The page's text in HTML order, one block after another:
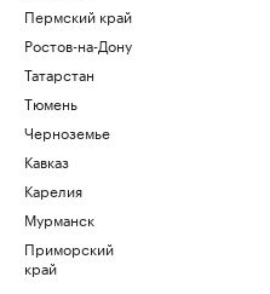
Пермский край
Ростов-на-Дону
Татарстан
Тюмень
Черноземье
Кавказ
Карелия
Мурманск
Приморский
край